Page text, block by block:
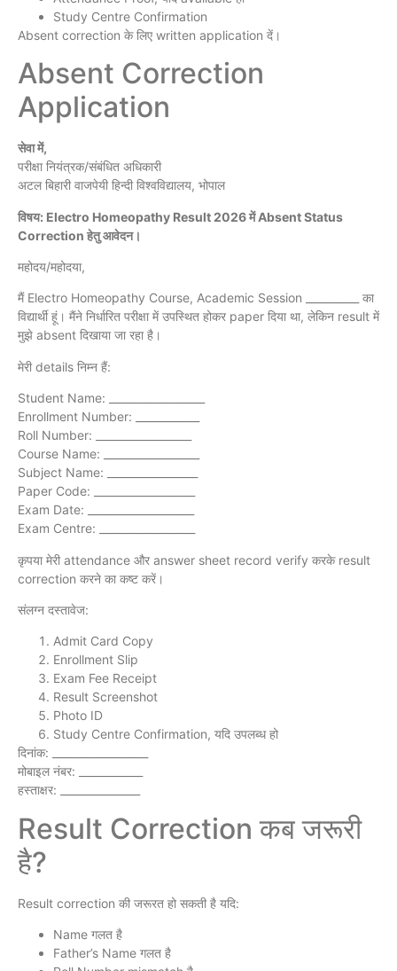
Study Centre Confirmation
Absent correction के लिए written application दें।
Absent Correction
Application
सेवा में,
परीक्षा नियंत्रक/संबंधित अधिकारी
अटल बिहारी वाजपेयी हिन्दी विश्वविद्यालय, भोपाल
विषय: Electro Homeopathy Result 2026 में Absent Status
Correction हेतु आवेदन।
महोदय/महोदया,
मैं Electro Homeopathy Course, Academic Session __________ का
विद्यार्थी हूं। मैंने निर्धारित परीक्षा में उपस्थित होकर paper दिया था, लेकिन result में
मुझे absent दिखाया जा रहा है।
मेरी details निम्न हैं:
Student Name: __________________
Enrollment Number: ____________
Roll Number: __________________
Course Name: __________________
Subject Name: _________________
Paper Code: ___________________
Exam Date: ____________________
Exam Centre: __________________
कृपया मेरी attendance और answer sheet record verify करके result
correction करने का कष्ट करें।
संलग्न दस्तावेज:
Admit Card Copy
Enrollment Slip
Exam Fee Receipt
Result Screenshot
Photo ID
Study Centre Confirmation, यदि उपलब्ध हो
दिनांक: __________________
मोबाइल नंबर: ____________
हस्ताक्षर: _______________
Result Correction कब जरूरी
है?
Result correction की जरूरत हो सकती है यदि:
Name गलत है
Father’s Name गलत है